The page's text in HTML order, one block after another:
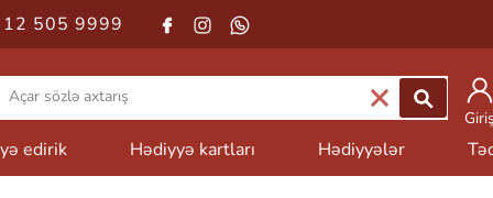
505 9999
edirik Hədiyyə kartları Hədiyyələr